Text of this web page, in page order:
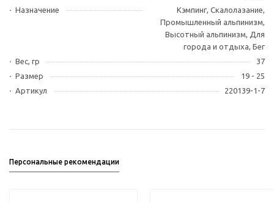
Назначение
Кэмпинг, Скалолазание,
Промышленный альпинизм,
Высотный альпинизм, Для
города и отдыха, Бег
Вес, гр
37
Размер
19 - 25
Артикул
220139-1-7
Персональные рекомендации